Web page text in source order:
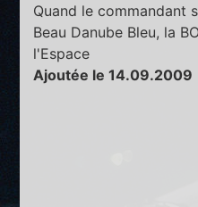
Quand le commandant
Beau Danube Bleu, la
l'Espace
Ajoutée le 14.09.2009